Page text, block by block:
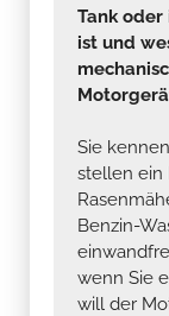
Tank oder
ist und
Sie
stellen ein
Benzin-
wenn Sie
will der